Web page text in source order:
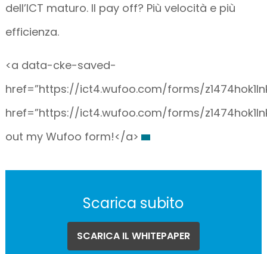
dell’ICT maturo. Il pay off? Più velocità e più
efficienza.
<a data-cke-saved-
href=”https://ict4.wufoo.com/forms/
href=”https://ict4.wufoo.com/forms/
out my Wufoo form!</a>
Scarica subito
SCARICA IL WHITEPAPER